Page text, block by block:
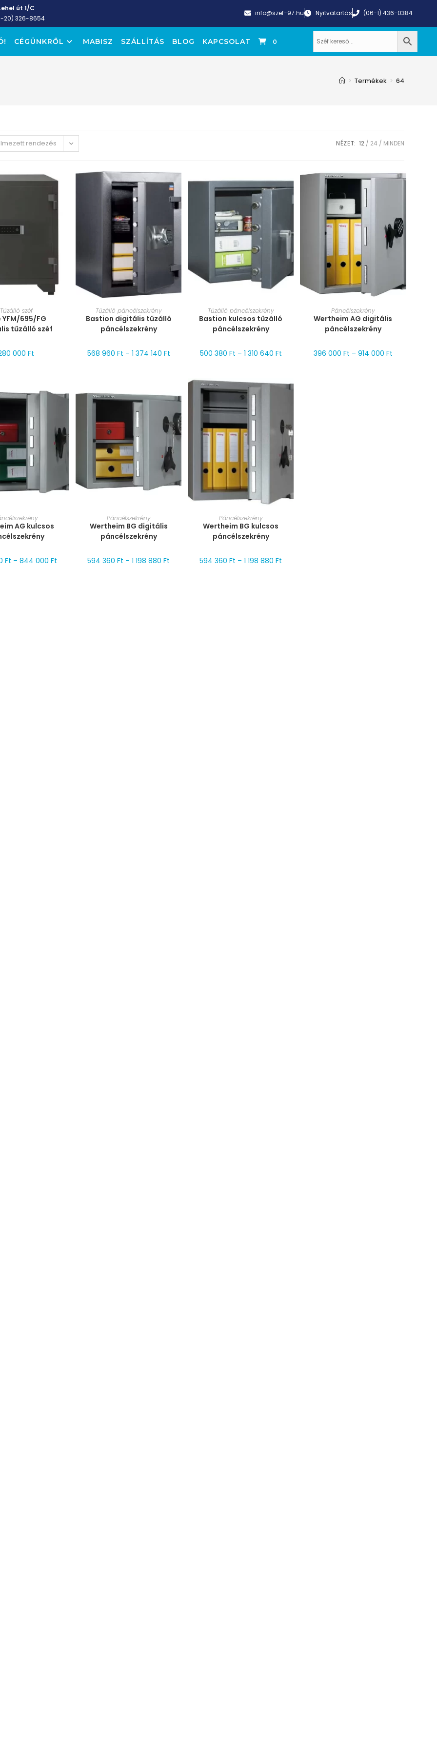
út 1/C
20) 326-8654
info@szef-97.hu Nyitvatartás (06-1) 436-0384
CÉGÜNKRŐL MABISZ SZÁLLÍTÁS BLOG KAPCSOLAT 0
> Termékek > 64
rendezés NÉZET: 12 24 MINDEN
VÁLASZTÁSA
Tűzálló széf
YFM/695/FG
tűzálló széf
000Ft
MÉRET VÁLASZTÁSA
Tűzálló páncélszekrény
Bastion digitális tűzálló
páncélszekrény
568 960 Ft – 1 374 140 Ft
MÉRET VÁLASZTÁSA
Tűzálló páncélszekrény
Bastion kulcsos tűzálló
páncélszekrény
500 380 Ft – 1 310 640 Ft
MÉRET VÁLASZTÁSA
Páncélszekrény
Wertheim AG digitális
páncélszekrény
396 000 Ft – 914 000 Ft
VÁLASZTÁSA
AG kulcsos
Ft – 844 000 Ft
MÉRET VÁLASZTÁSA
Páncélszekrény
Wertheim BG digitális
páncélszekrény
594 360Ft –1 198 880Ft
MÉRET VÁLASZTÁSA
Páncélszekrény
Wertheim BG kulcsos
páncélszekrény
594 360Ft –1 198 880Ft